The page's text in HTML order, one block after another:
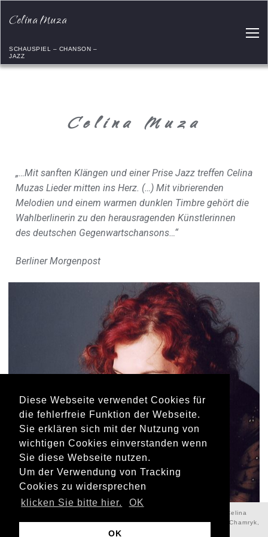
Diese Webseite verwendet Cookies für
die fehlerfreie Funktion der Webseite.
Sie erklären sich mit der Nutzung von
wichtigen Cookies einverstanden wenn
Sie diese Webseite nutzen.
Um der Verwendung von Tracking
Cookies zu widersprechen
klicken Sie bitte hier.
OK
OK
Celina Muza
SCHAUSPIEL – CHANSON –
JAZZ
Celina Muza
„…Mit sanften Klängen und einer Prise Jazz treffen Celina
Muzas Lieder mitten ins Herz. (…) Mit vibrierenden
Melodien und einem warmen dunklen Timbre gehört die
Wahlberlinerin zu den herausragenden Künstlerinnen
des deutschen Gegenwartschansons…“
Berliner Morgenpost
Foto © Pawel Ceglarek
Copyright © 2018 Celina Muza – Powered by Andrzej Klukowski & Celina
Muza. Fotos: Pawel Ceglarek, Gabriella Falana, Elżbieta Piasecka-Chamryk,